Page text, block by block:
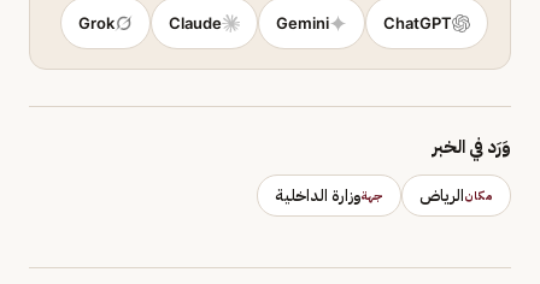
ChatGPT
Gemini
Claude
Grok
وَرَد في الخبر
مكانالرياض جهةوزارة الداخلية